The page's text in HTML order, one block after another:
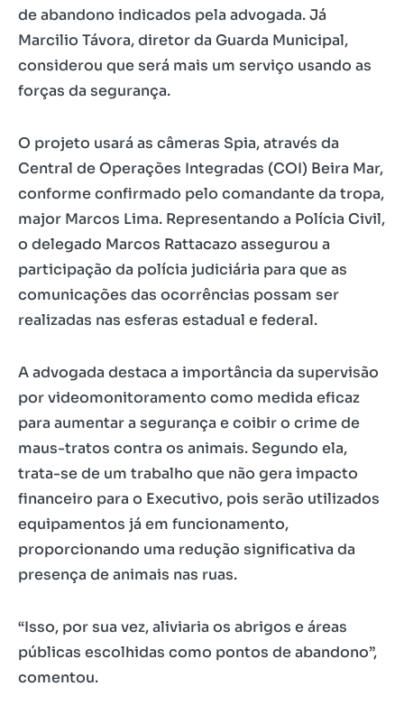
de abandono indicados pela advogada. Já
Marcilio Távora, diretor da Guarda Municipal,
considerou que será mais um serviço usando as
forças da segurança.
O projeto usará as câmeras Spia, através da
Central de Operações Integradas (COI) Beira Mar,
conforme confirmado pelo comandante da tropa,
major Marcos Lima. Representando a Polícia Civil,
o delegado Marcos Rattacazo assegurou a
participação da polícia judiciária para que as
comunicações das ocorrências possam ser
realizadas nas esferas estadual e federal.
A advogada destaca a importância da supervisão
por videomonitoramento como medida eficaz
para aumentar a segurança e coibir o crime de
maus-tratos contra os animais. Segundo ela,
trata-se de um trabalho que não gera impacto
financeiro para o Executivo, pois serão utilizados
equipamentos já em funcionamento,
proporcionando uma redução significativa da
presença de animais nas ruas.
“Isso, por sua vez, aliviaria os abrigos e áreas
públicas escolhidas como pontos de abandono”,
comentou.